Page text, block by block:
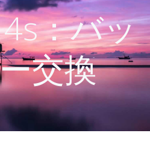
ス
キ
ッ
プ
：バッ
交換